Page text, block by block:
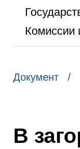
Комиссии
Документ /
В